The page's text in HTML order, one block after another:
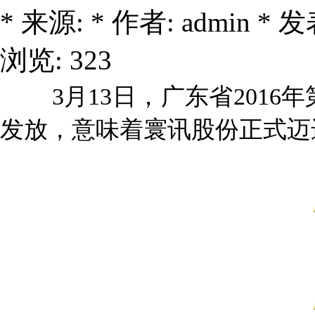
* 来源: * 作者: admin * 发
浏览: 323
3月13日，广东省2016年
发放，意味着寰讯股份正式